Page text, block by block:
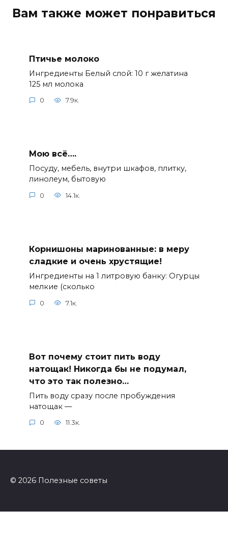
Вам также может понравиться
Птичье молоко
Ингредиенты Белый слой: 10 г желатина
125 мл молока
0 7.9к.
Мою всё….
Посуду, мебель, внутри шкафов, плитку,
линолеум, бытовую
0 14.1к.
Корнишоны маринованные: в меру
сладкие и очень хрустящие!
Ингредиенты на 1 литровую банку: Огурцы
мелкие (сколько
0 7.1к.
Вот почему стоит пить воду
натощак! Никогда бы не подумал,
что это так полезно…
Пить воду сразу после пробуждения
натощак —
0 11.3к.
© 2026 Полезные советы